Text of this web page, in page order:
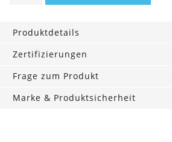
Shampoo
Duschgel
Elmswood,
g
Menge
Produktdetails
Zertifizierungen
Frage zum Produkt
Marke & Produktsicherheit